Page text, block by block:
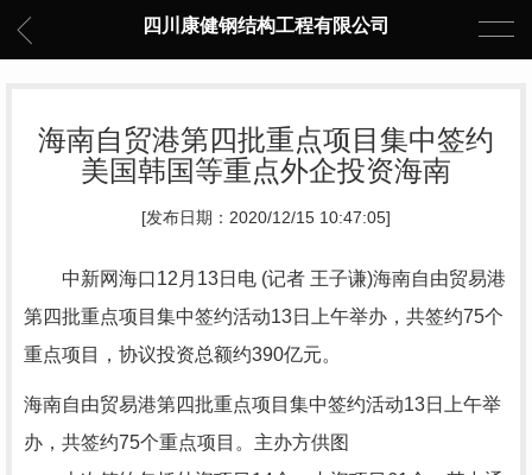
四川康健钢结构工程有限公司
海南自贸港第四批重点项目集中签约
美国韩国等重点外企投资海南
[发布日期：2020/12/15 10:47:05]
中新网海口12月13日电 (记者 王子谦)海南自由贸易港
第四批重点项目集中签约活动13日上午举办，共签约75个
重点项目，协议投资总额约390亿元。
海南自由贸易港第四批重点项目集中签约活动13日上午举
办，共签约75个重点项目。主办方供图